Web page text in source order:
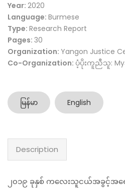
Year: 2020
Language: Burmese
Type: Research Report
Pages: 30
Organization: Yangon Justice
Co-Organization: ပံ့ပိုးကူညီသူ:
မြန်မာ English
Description
၂၀၁၉ ခုနှစ် ကလေးသူငယ်အခွင့်အရေ